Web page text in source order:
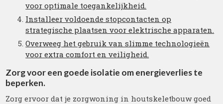
voor optimale toegankelijkheid.
Installeer voldoende stopcontacten op
strategische plaatsen voor elektrische apparaten.
Overweeg het gebruik van slimme technologieën
voor extra comfort en veiligheid.
Zorg voor een goede isolatie om energieverlies te
beperken.
Zorg ervoor dat je zorgwoning in houtskeletbouw goed